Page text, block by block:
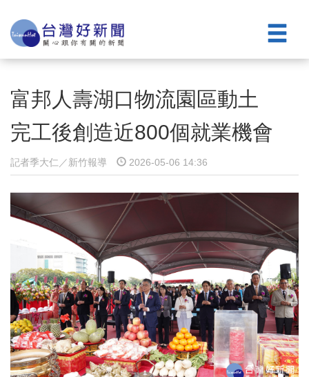
富邦人壽湖口物流園區動土
完工後創造近800個就業機會
記者季大仁／新竹報導 2026-05-06 14:36